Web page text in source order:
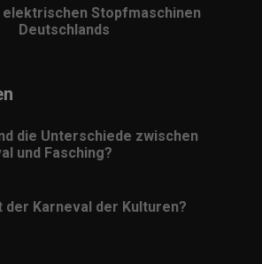
elektrischen Stopfmaschinen
Deutschlands
die Unterschiede zwischen
und Fasching?
der Karneval der Kulturen?